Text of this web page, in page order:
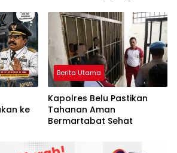
ke
Berita Utama
Kapolres Belu Pastikan
Tahanan Aman
Bermartabat Sehat